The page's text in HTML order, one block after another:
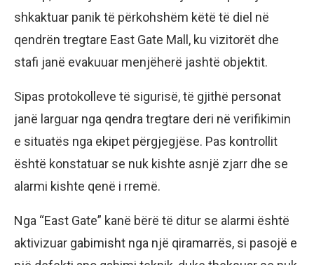
shkaktuar panik të përkohshëm këtë të diel në
qendrën tregtare East Gate Mall, ku vizitorët dhe
stafi janë evakuuar menjëherë jashtë objektit.
Sipas protokolleve të sigurisë, të gjithë personat
janë larguar nga qendra tregtare deri në verifikimin
e situatës nga ekipet përgjegjëse. Pas kontrollit
është konstatuar se nuk kishte asnjë zjarr dhe se
alarmi kishte qenë i rremë.
Nga “East Gate” kanë bërë të ditur se alarmi është
aktivizuar gabimisht nga një qiramarrës, si pasojë e